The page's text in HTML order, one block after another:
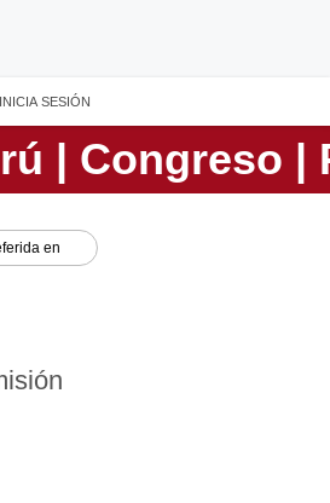
INICIA SESIÓN
en